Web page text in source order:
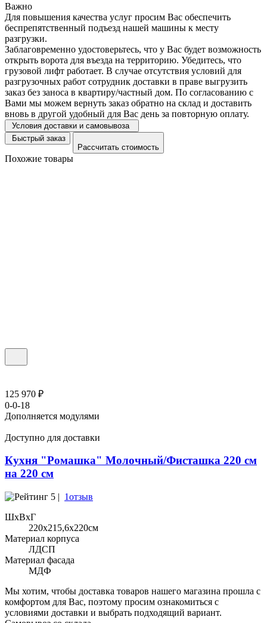
Важно
Для повышения качества услуг просим Вас обеспечить
беспрепятственный подъезд нашей машины к месту
разгрузки.
Заблаговременно удостоверьтесь, что у Вас будет возможность
открыть ворота для въезда на территорию. Убедитесь, что
грузовой лифт работает. В случае отсутствия условий для
разгрузочных работ сотрудник доставки в праве выгрузить
заказ без заноса в квартиру/частный дом. По согласованию с
Вами мы можем вернуть заказ обратно на склад и доставить
вновь в другой удобный для Вас день за повторную оплату.
Условия доставки и самовывоза
Быстрый заказ
Рассчитать стоимость
Похожие товары
125 970 ₽
0-0-18
Дополняется модулями
Доступно для доставки
Кухня "Ромашка" Молочный/Фисташка 220 см
на 220 см
5 | 1отзыв
ШхВхГ
220x215,6х220см
Материал корпуса
ЛДСП
Материал фасада
МДФ
Мы хотим, чтобы доставка товаров нашего магазина прошла с
комфортом для Вас, поэтому просим ознакомиться с
условиями доставки и выбрать подходящий вариант.